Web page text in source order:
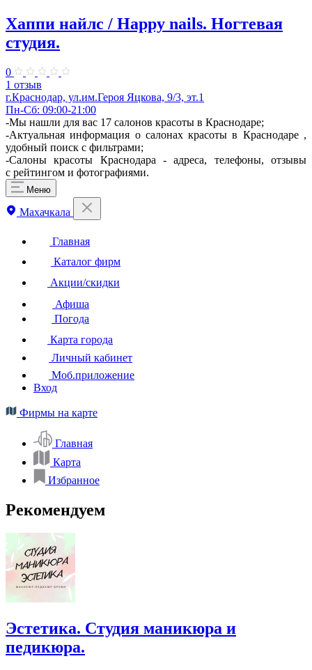
Хаппи найлс / Happy nails. Ногтевая
студия.
0
1 отзыв
г.Краснодар, ул.им.Героя Яцкова, 9/3,​ эт.1
Пн-Сб: 09:00-21:00
-Мы нашли для вас 17 салонов красоты в Краснодаре;
-Актуальная информация о салонах красоты в Краснодаре ,
удобный поиск с фильтрами;
-Салоны красоты Краснодара - адреса, телефоны, отзывы
с рейтингом и фотографиями.
Меню
Махачкала
Главная
Каталог фирм
Акции/скидки
Афиша
Погода
Карта города
Личный кабинет
Моб.приложение
Вход
Фирмы на карте
Главная
Карта
Избранное
Рекомендуем
Эстетика. Студия маникюра и
педикюра.